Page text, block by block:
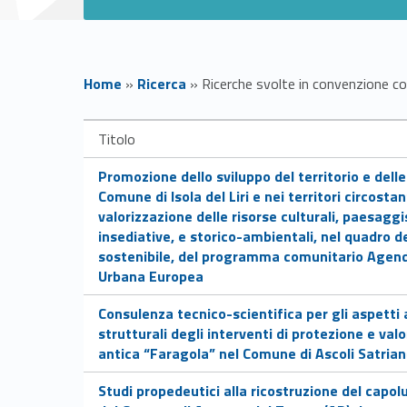
Home » Ricerca » Ricerche svolte in convenzione
R
c
e
c
Titolo
Link identifier #identifier__111408-1
Promozione dello sviluppo del territorio e
Comune di Isola del Liri e nei territori
valorizzazione delle risorse culturali,
insediative, e storico-ambientali, nel quadro
sostenibile, del programma comunitario
Urbana Europea
Link identifier #identifier__110856-2
Consulenza tecnico-scientifica per gli
strutturali degli interventi di protezione e
antica “Faragola” nel Comune di Ascoli
Link identifier #identifier__143191-3
Studi propedeutici alla ricostruzione del